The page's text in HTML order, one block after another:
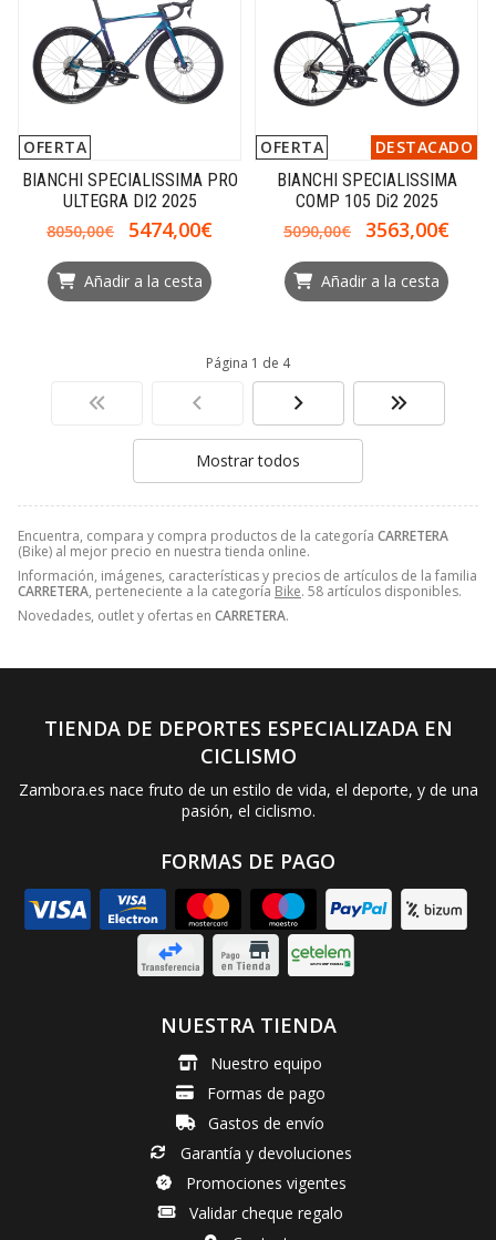
Encuentra, compara y compra productos de la categoría CARRETERA
(Bike) al mejor precio en nuestra tienda online.
Información, imágenes, características y precios de artículos de la familia
CARRETERA, perteneciente a la categoría Bike. 58 artículos disponibles.
Novedades, outlet y ofertas en CARRETERA.
OFERTA
BIANCHI SPECIALISSIMA PRO
ULTEGRA DI2 2025
8050,00€
5474,00€
Añadir a la cesta
OFERTA
DESTACADO
BIANCHI SPECIALISSIMA
COMP 105 Di2 2025
5090,00€
3563,00€
Añadir a la cesta
Página 1 de 4
Mostrar todos
TIENDA DE DEPORTES ESPECIALIZADA EN
CICLISMO
Zambora.es nace fruto de un estilo de vida, el deporte, y de una
pasión, el ciclismo.
FORMAS DE PAGO
NUESTRA TIENDA
Nuestro equipo
Formas de pago
Gastos de envío
Garantía y devoluciones
Promociones vigentes
Validar cheque regalo